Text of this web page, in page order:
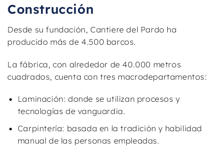
Construcción
Desde su fundación, Cantiere del Pardo ha
producido más de 4.500 barcos.
La fábrica, con alrededor de 40.000 metros
cuadrados, cuenta con tres macrodepartamentos:
Laminación: donde se utilizan procesos y
tecnologías de vanguardia.
Carpintería: basada en la tradición y habilidad
manual de las personas empleadas.